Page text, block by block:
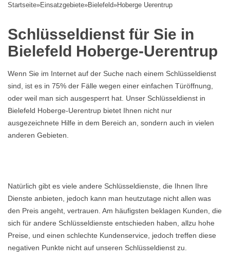
Startseite»Einsatzgebiete»Bielefeld»Hoberge Uerentrup
Schlüsseldienst für Sie in
Bielefeld Hoberge-Uerentrup
Wenn Sie im Internet auf der Suche nach einem Schlüsseldienst
sind, ist es in 75% der Fälle wegen einer einfachen Türöffnung,
oder weil man sich ausgesperrt hat. Unser Schlüsseldienst in
Bielefeld Hoberge-Uerentrup bietet Ihnen nicht nur
ausgezeichnete Hilfe in dem Bereich an, sondern auch in vielen
anderen Gebieten.
Natürlich gibt es viele andere Schlüsseldienste, die Ihnen Ihre
Dienste anbieten, jedoch kann man heutzutage nicht allen was
den Preis angeht, vertrauen. Am häufigsten beklagen Kunden, die
sich für andere Schlüsseldienste entschieden haben, allzu hohe
Preise, und einen schlechte Kundenservice, jedoch treffen diese
negativen Punkte nicht auf unseren Schlüsseldienst zu.